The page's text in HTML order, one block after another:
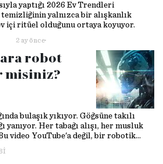
yaptığı 2026 Ev Trendleri
temizliğinin yalnızca bir alışkanlık
içi ritüel olduğunu ortaya koyuyor.
2 ay önce
robot
misiniz?
bulaşık yıkıyor. Göğsüne takılı
yanıyor. Her tabağı alışı, her musluk
video YouTube'a değil, bir robotik
iki saatte 80 dolar kazanacak.
sessizce ama oldukça derinden